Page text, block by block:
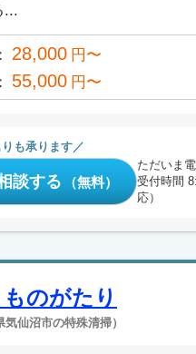
...
28,000 円〜
55,000 円〜
も承ります
談する （無料）
ただいま
受付時間
応）
のがたり
気仙沼市の特殊清掃）